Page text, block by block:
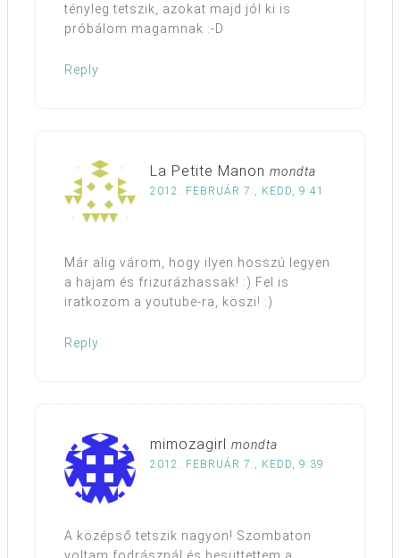
tényleg tetszik, azokat majd jól ki is
próbálom magamnak :-D
Reply
La Petite Manon mondta
2012. FEBRUÁR 7., KEDD, 9:41
Már alig várom, hogy ilyen hosszú legyen
a hajam és frizurázhassak! :) Fel is
iratkozom a youtube-ra, köszi! :)
Reply
mimozagirl mondta
2012. FEBRUÁR 7., KEDD, 9:39
A középső tetszik nagyon! Szombaton